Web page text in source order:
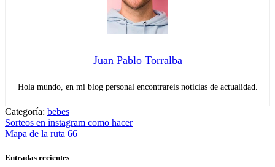
Juan Pablo Torralba
Hola mundo, en mi blog personal encontrareis noticias de actualidad.
Categoría: bebes
Navegación
de
entradas
Entrada
anterior:
Sorteos en instagram como hacer
Entrada
Mapa de la ruta 66
Entradas recientes